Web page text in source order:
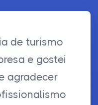
de turismo
e gostei
agradecer